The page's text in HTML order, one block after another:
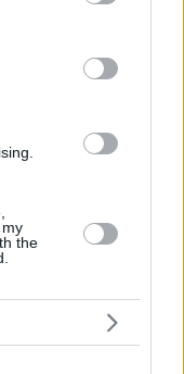
party tags to
in below Google
the
Ιράν, «δεν
ακόμα»
υπηκοότητας στα
ΗΠΑ για να
το κλουβί